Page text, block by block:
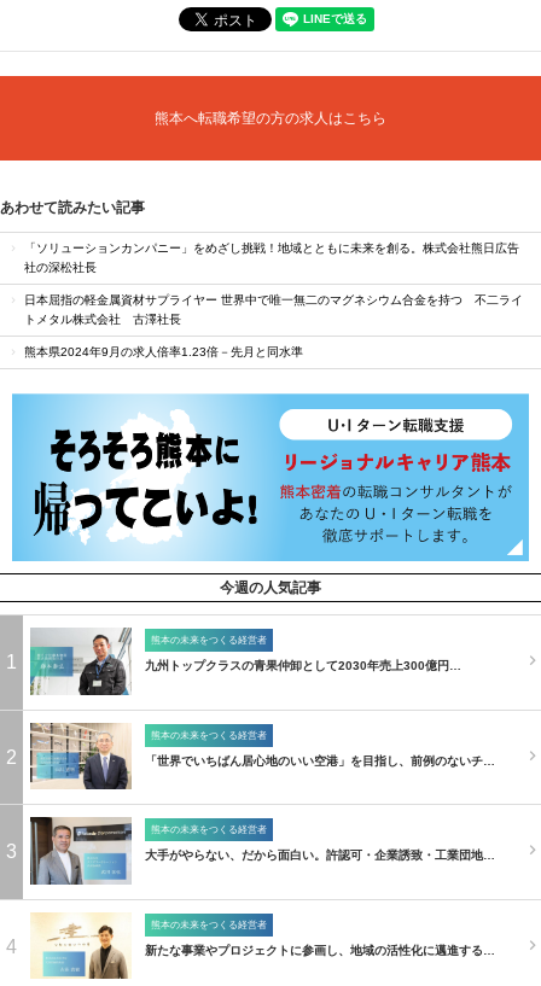
熊本へ転職希望の方の求人はこちら
あわせて読みたい記事
「ソリューションカンパニー」をめざし挑戦！地域とともに未来を創る。株式会社熊日広告
社の深松社長
日本屈指の軽金属資材サプライヤー 世界中で唯一無二のマグネシウム合金を持つ 不二ライ
トメタル株式会社 古澤社長
熊本県2024年9月の求人倍率1.23倍－先月と同水準
今週の人気記事
1
熊本の未来をつくる経営者
九州トップクラスの青果仲卸として2030年売上300億円…
2
熊本の未来をつくる経営者
「世界でいちばん居心地のいい空港」を目指し、前例のないチ…
3
熊本の未来をつくる経営者
大手がやらない、だから面白い。許認可・企業誘致・工業団地…
4
熊本の未来をつくる経営者
新たな事業やプロジェクトに参画し、地域の活性化に邁進する…